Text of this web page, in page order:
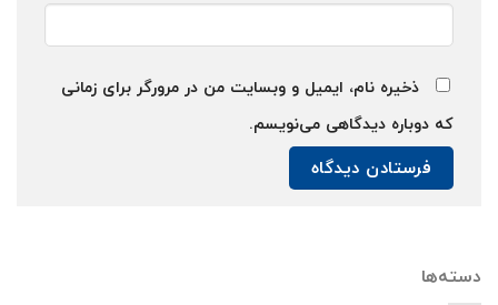
ذخیره نام، ایمیل و وبسایت من در مرورگر برای زمانی
که دوباره دیدگاهی می‌نویسم.
دسته‌ها